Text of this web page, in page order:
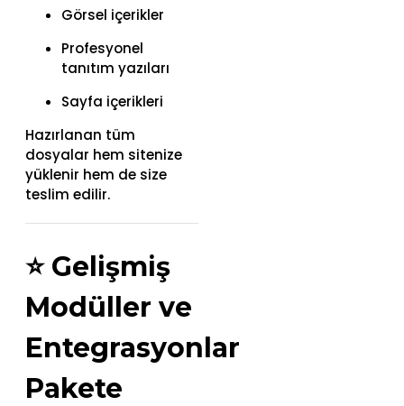
Görsel içerikler
Profesyonel
tanıtım yazıları
Sayfa içerikleri
Hazırlanan tüm
dosyalar hem sitenize
yüklenir hem de size
teslim edilir.
⭐ Gelişmiş
Modüller ve
Entegrasyonlar
Pakete